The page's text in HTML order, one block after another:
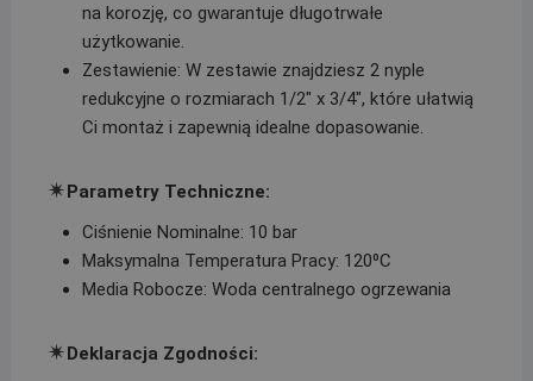
na korozję, co gwarantuje długotrwałe
użytkowanie.
Zestawienie: W zestawie znajdziesz 2 nyple
redukcyjne o rozmiarach 1/2″ x 3/4″, które ułatwią
Ci montaż i zapewnią idealne dopasowanie.
Parametry Techniczne:
Ciśnienie Nominalne: 10 bar
Maksymalna Temperatura Pracy: 120⁰C
Media Robocze: Woda centralnego ogrzewania
Deklaracja Zgodności: